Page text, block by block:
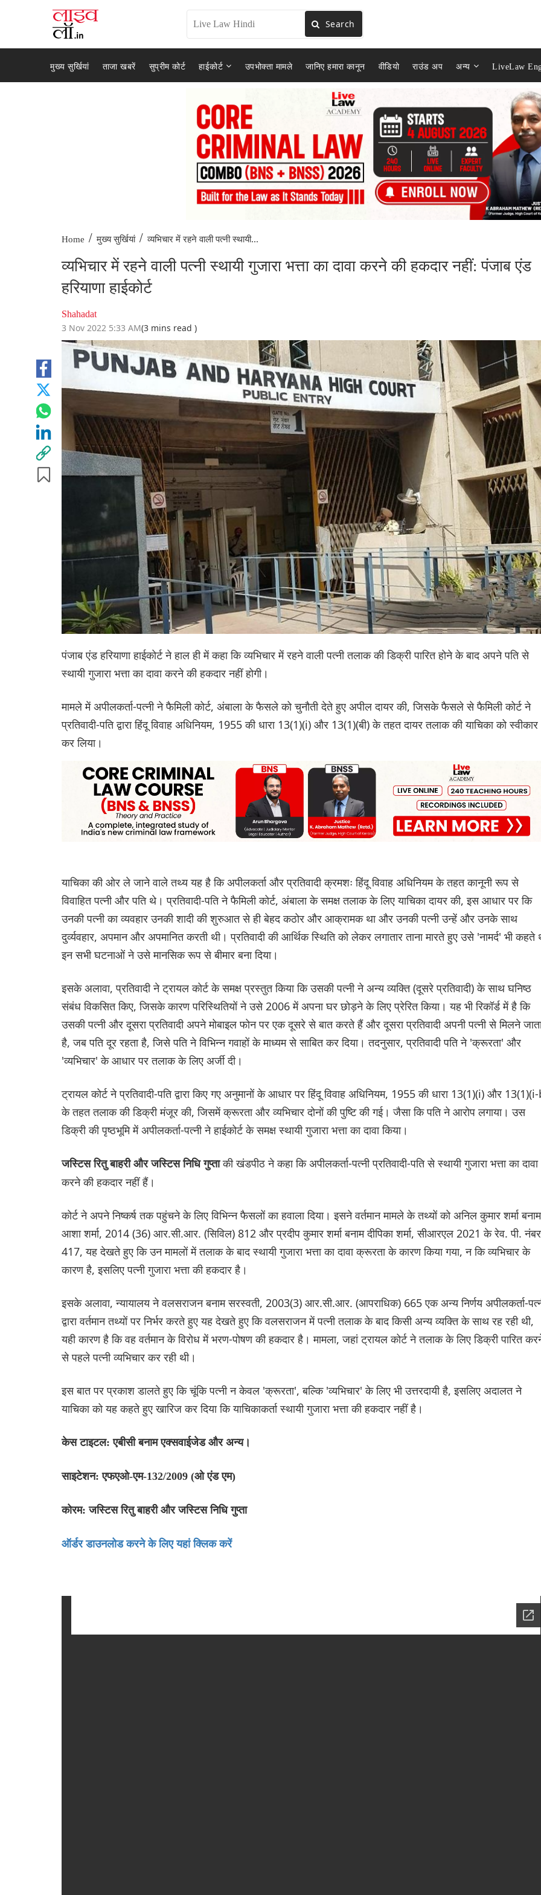
Search
मुख्य सुर्खियां ताजा खबरें सुप्रीम कोर्ट हाईकोर्ट उपभोक्ता मामले जानिए हमारा कानून वीडियो राउंड अप अन्य LiveLaw
Home / मुख्य सुर्खियां / व्यभिचार में रहने वाली पत्नी स्थायी...
व्यभिचार में रहने वाली पत्नी स्थायी गुजारा भत्ता का दावा करने की हकदार नहीं: पंजाब एंड
हरियाणा हाईकोर्ट
Shahadat
3 Nov 2022 5:33 AM(3 mins read )
पंजाब एंड हरियाणा हाईकोर्ट ने हाल ही में कहा कि व्यभिचार में रहने वाली पत्नी तलाक की डिक्री पारित होने के बाद अपने पति से
स्थायी गुजारा भत्ता का दावा करने की हकदार नहीं होगी।
मामले में अपीलकर्ता-पत्नी ने फैमिली कोर्ट, अंबाला के फैसले को चुनौती देते हुए अपील दायर की, जिसके फैसले से फैमिली कोर्ट ने
प्रतिवादी-पति द्वारा हिंदू विवाह अधिनियम, 1955 की धारा 13(1)(i) और 13(1)(बी) के तहत दायर तलाक की याचिका को स्वीकार
कर लिया।
याचिका की ओर ले जाने वाले तथ्य यह है कि अपीलकर्ता और प्रतिवादी क्रमशः हिंदू विवाह अधिनियम के तहत कानूनी रूप से
विवाहित पत्नी और पति थे। प्रतिवादी-पति ने फैमिली कोर्ट, अंबाला के समक्ष तलाक के लिए याचिका दायर की, इस आधार पर कि
उनकी पत्नी का व्यवहार उनकी शादी की शुरुआत से ही बेहद कठोर और आक्रामक था और उनकी पत्नी उन्हें और उनके साथ
दुर्व्यवहार, अपमान और अपमानित करती थी। प्रतिवादी की आर्थिक स्थिति को लेकर लगातार ताना मारते हुए उसे 'नामर्द' भी कहते
इन सभी घटनाओं ने उसे मानसिक रूप से बीमार बना दिया।
इसके अलावा, प्रतिवादी ने ट्रायल कोर्ट के समक्ष प्रस्तुत किया कि उसकी पत्नी ने अन्य व्यक्ति (दूसरे प्रतिवादी) के साथ घनिष्ठ
संबंध विकसित किए, जिसके कारण परिस्थितियों ने उसे 2006 में अपना घर छोड़ने के लिए प्रेरित किया। यह भी रिकॉर्ड में है कि
उसकी पत्नी और दूसरा प्रतिवादी अपने मोबाइल फोन पर एक दूसरे से बात करते हैं और दूसरा प्रतिवादी अपनी पत्नी से मिलने
है, जब पति दूर रहता है, जिसे पति ने विभिन्न गवाहों के माध्यम से साबित कर दिया। तदनुसार, प्रतिवादी पति ने 'क्रूरता' और
'व्यभिचार' के आधार पर तलाक के लिए अर्जी दी।
ट्रायल कोर्ट ने प्रतिवादी-पति द्वारा किए गए अनुमानों के आधार पर हिंदू विवाह अधिनियम, 1955 की धारा 13(1)(i) और
के तहत तलाक की डिक्री मंजूर की, जिसमें क्रूरता और व्यभिचार दोनों की पुष्टि की गई। जैसा कि पति ने आरोप लगाया। उस
डिक्री की पृष्ठभूमि में अपीलकर्ता-पत्नी ने हाईकोर्ट के समक्ष स्थायी गुजारा भत्ता का दावा किया।
जस्टिस रितु बाहरी और जस्टिस निधि गुप्ताकी खंडपीठ ने कहा कि अपीलकर्ता-पत्नी प्रतिवादी-पति से स्थायी गुजारा भत्ता का दावा
करने की हकदार नहीं हैं।
कोर्ट ने अपने निष्कर्ष तक पहुंचने के लिए विभिन्न फैसलों का हवाला दिया। इसने वर्तमान मामले के तथ्यों को अनिल कुमार शर्मा बनाम
आशा शर्मा, 2014 (36) आर.सी.आर. (सिविल) 812 और प्रदीप कुमार शर्मा बनाम दीपिका शर्मा, सीआरएल 2021 के रेव. पी. नंबर
417, यह देखते हुए कि उन मामलों में तलाक के बाद स्थायी गुजारा भत्ता का दावा क्रूरता के कारण किया गया, न कि व्यभिचार के
कारण है, इसलिए पत्नी गुजारा भत्ता की हकदार है।
इसके अलावा, न्यायालय ने वलसराजन बनाम सरस्वती, 2003(3) आर.सी.आर. (आपराधिक) 665 एक अन्य निर्णय अपीलकर्ता-
द्वारा वर्तमान तथ्यों पर निर्भर करते हुए यह देखते हुए कि वलसराजन में पत्नी तलाक के बाद किसी अन्य व्यक्ति के साथ रह रही थी,
यही कारण है कि वह वर्तमान के विरोध में भरण-पोषण की हकदार है। मामला, जहां ट्रायल कोर्ट ने तलाक के लिए डिक्री पारित
से पहले पत्नी व्यभिचार कर रही थी।
इस बात पर प्रकाश डालते हुए कि चूंकि पत्नी न केवल 'क्रूरता', बल्कि 'व्यभिचार' के लिए भी उत्तरदायी है, इसलिए अदालत ने
याचिका को यह कहते हुए खारिज कर दिया कि याचिकाकर्ता स्थायी गुजारा भत्ता की हकदार नहीं है।
केस टाइटल: एबीसी बनाम एक्सवाईजेड और अन्य।
साइटेशन: एफएओ-एम-132/2009 (ओ एंड एम)
कोरम: जस्टिस रितु बाहरी और जस्टिस निधि गुप्ता
ऑर्डर डाउनलोड करने के लिए यहां क्लिक करें